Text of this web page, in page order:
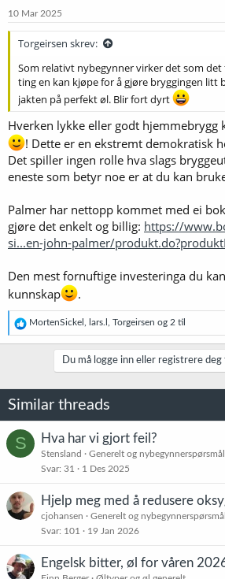
e
10 Mar 2025
Torgeirsen skrev:
Som relativt nybegynner virker det som
ting en kan kjøpe for å gjøre bryggingen litt
jakten på perfekt øl. Blir fort dyrt
Hverken lykke eller godt hjemmebrygg
! Dette er en ekstremt demokratisk
Det spiller ingen rolle hva slags
eneste som betyr noe er at du kan
Palmer har nettopp kommet med ei
gjøre det enkelt og billig: https://
si...en-john-palmer/
Den mest fornuftige investeringa du
kunnskap
.
R
e
a
n
e
r
MortenSickel lars.l Torgeirsen og 2 til
Du må logge inn eller registrere deg
Similar threads
S Hva har vi gjort feil?
Stensland
Generelt og nybegynnerspørsmål
Svar 31 1 Des 2025
Hjelp meg med å redusere
cjohansen
Generelt og nybegynnerspørsmål
Svar 101 19 Jan 2026
Engelsk bitter, øl for våren